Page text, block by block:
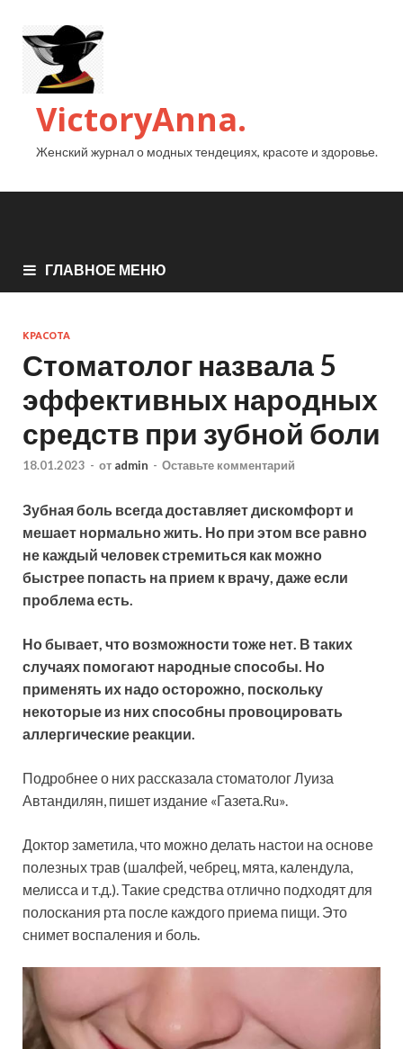
VictoryAnna.
Женский журнал о модных тендециях, красоте и здоровье.
ГЛАВНОЕ МЕНЮ
КРАСОТА
Стоматолог назвала 5
эффективных народных
средств при зубной боли
18.01.2023 - от admin - Оставьте комментарий
Зубная боль всегда доставляет дискомфорт и
мешает нормально жить. Но при этом все равно
не каждый человек стремиться как можно
быстрее попасть на прием к врачу, даже если
проблема есть.
Но бывает, что возможности тоже нет. В таких
случаях помогают народные способы. Но
применять их надо осторожно, поскольку
некоторые из них способны провоцировать
аллергические реакции.
Подробнее о них рассказала стоматолог Луиза
Автандилян, пишет издание «Газета.Ru».
Доктор заметила, что можно делать настои на основе
полезных трав (шалфей, чебрец, мята, календула,
мелисса и т.д.). Такие средства отлично подходят для
полоскания рта после каждого приема пищи. Это
снимет воспаления и боль.